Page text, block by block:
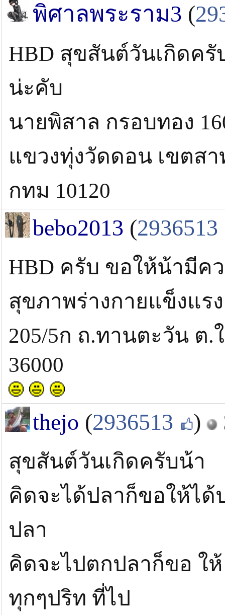
พิศาลพระราม3 (
HBD สุขสันต์วันเกิดค
น่ะคับ
นายพิสาล กรอบทอง
แขวงทุ่งวัดดอน เขตสา
กทม 10120
bebo2013 (2936513
HBD ครับ ขอให้น้ามีค
สุขภาพร่างกายแข็งแร
205/5ก ถ.ทานตะวัน ต.
36000
thejo (2936513 )
สุขสันต์วันเกิดครับน้า
คิดจะได้ปลาก็ขอให้ไ
ปลา
คิดจะไปตกปลาก็ขอ ใ
ทุกๆปริท ที่ไป